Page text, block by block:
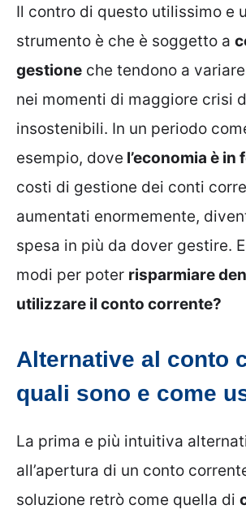
Il contro di questo utilissimo e
strumento è che è soggetto a
gestione che tendono a
nei momenti di maggiore crisi
insostenibili. In un periodo
esempio, dove l’economia è in
costi di gestione dei conti
aumentati enormemente,
spesa in più da dover gestire.
modi per poter risparmiare
utilizzare il conto corrente?
Alternative al conto
quali sono e come
La prima e più intuitiva
all’apertura di un conto
soluzione retrò come quella di